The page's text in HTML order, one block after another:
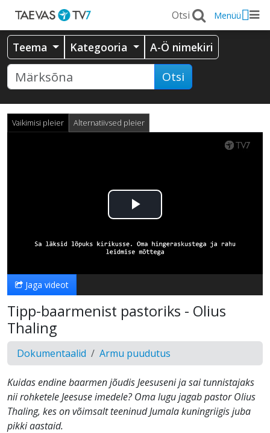
Menüü
Teema Kategooria A-Ö nimekiri
Otsi
Vaikimisi pleier Alternatiivsed pleier
Esita
video
Jaga videot
Tipp-baarmenist pastoriks - Olius
Thaling
Dokumentaalid Armu puudutus
Kuidas endine baarmen jõudis Jeesuseni ja sai tunnistajaks
nii rohketele Jeesuse imedele? Oma lugu jagab pastor Olius
Thaling, kes on võimsalt teeninud Jumala kuningriigis juba
pikki aastaid.